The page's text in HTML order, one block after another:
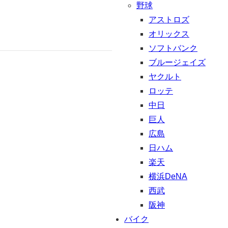
野球
アストロズ
オリックス
ソフトバンク
ブルージェイズ
ヤクルト
ロッテ
中日
巨人
広島
日ハム
楽天
横浜DeNA
西武
阪神
バイク